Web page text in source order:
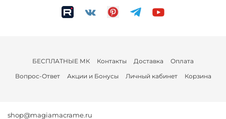
БЕСПЛАТНЫЕ МК Контакты Доставка
Оплата
Вопрос-Ответ
Акции и Бонусы Личный кабинет Корзина
shop@magiamacrame.ru